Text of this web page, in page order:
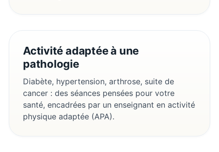
Activité adaptée à une
pathologie
Diabète, hypertension, arthrose, suite de
cancer : des séances pensées pour votre
santé, encadrées par un enseignant en activité
physique adaptée (APA).